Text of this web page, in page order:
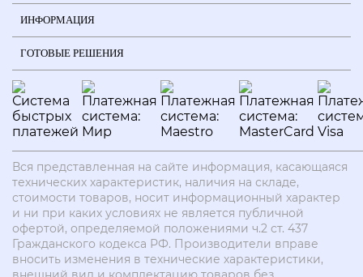
ГОТОВЫЕ РЕШЕНИЯ
ИНФОРМАЦИЯ
Вся представленная на сайте информация, касающаяся
технических характеристик, наличия на складе,
стоимости товаров, носит информационный характер
и ни при каких условиях не является публичной
офертой, определяемой положениями ч.2 ст. 437
Гражданского кодекса РФ. Производители вправе
вносить изменения в технические характеристики,